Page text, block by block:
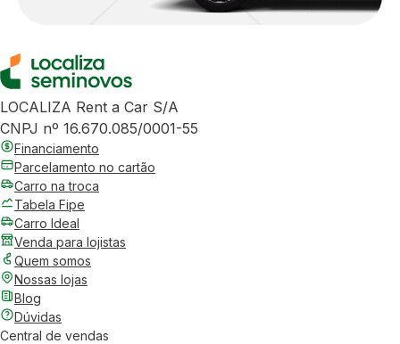
LOCALIZA Rent a Car S/A
CNPJ nº 16.670.085/0001-55
Financiamento
Parcelamento no cartão
Carro na troca
Tabela Fipe
Carro Ideal
Venda para lojistas
Quem somos
Nossas lojas
Blog
Dúvidas
Central de vendas